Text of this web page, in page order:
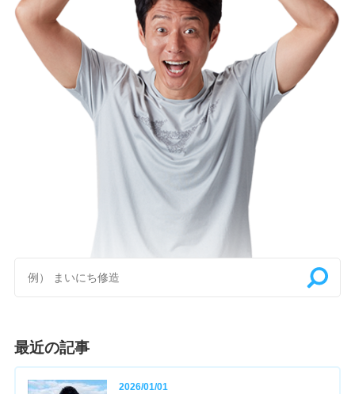
最近の記事
2026/01/01